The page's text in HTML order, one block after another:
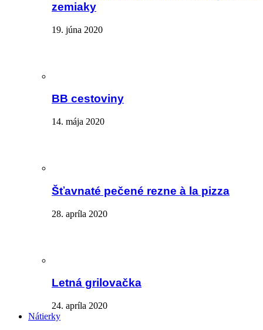
zemiaky
19. júna 2020
BB cestoviny
14. mája 2020
Šťavnaté pečené rezne à la pizza
28. apríla 2020
Letná grilovačka
24. apríla 2020
Nátierky